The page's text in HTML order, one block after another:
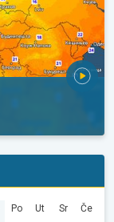
Po Ut Sr Če